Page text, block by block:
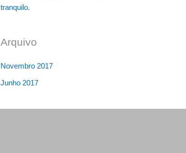
tranquilo.
Arquivo
Novembro 2017
Junho 2017